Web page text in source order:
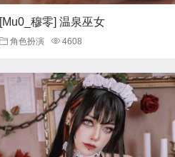
[Mu0_穆零] 温泉巫女
角色扮演 4608